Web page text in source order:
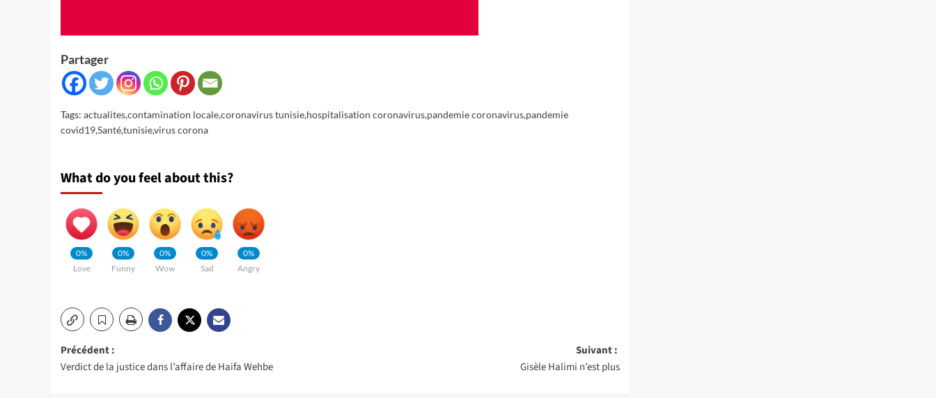
Partager
Tags: actualites,contamination locale,coronavirus tunisie,hospitalisation coronavirus,pandemie coronavirus,pandemie
covid19,Santé,tunisie,virus corona
What do you feel about this?
0%
Love
0%
Funny
0%
Wow
0%
Sad
0%
Angry
Navigation
d’article
Précédent :
Verdict de la justice dans l’affaire de Haifa Wehbe
Suivant :
Gisèle Halimi n’est plus